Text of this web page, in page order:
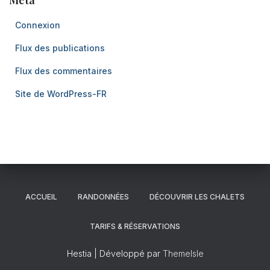
Connexion
Flux des publications
Flux des commentaires
Site de WordPress-FR
ACCUEIL RANDONNÉES DÉCOUVRIR LES CHALETS
TARIFS & RÉSERVATIONS
Hestia | Développé par ThemeIsle